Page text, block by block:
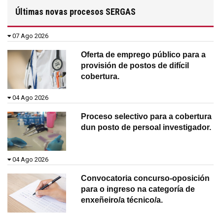
Últimas novas procesos SERGAS
07 Ago 2026
Oferta de emprego público para a
provisión de postos de difícil
cobertura.
04 Ago 2026
Proceso selectivo para a cobertura
dun posto de persoal investigador.
04 Ago 2026
Convocatoria concurso-oposición
para o ingreso na categoría de
enxeñeiro/a técnico/a.